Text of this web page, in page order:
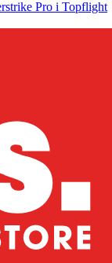
Pro i Topflight